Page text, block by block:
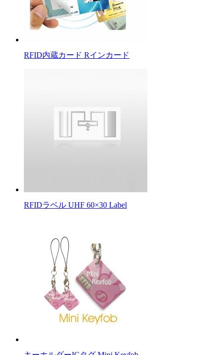
RFID内蔵カード Rインカード
RFIDラベル UHF 60×30 Label